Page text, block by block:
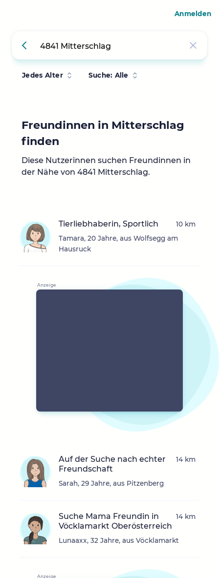
Jedes Alter Suche: Alle
Freundinnen in Mitterschlag
finden
Diese Nutzerinnen suchen Freundinnen in
der Nähe von 4841 Mitterschlag.
Tierliebhaberin, Sportlich
Tamara, 20 Jahre, aus Wolfsegg am
Hausruck
10 km
Auf der Suche nach echter
Freundschaft
Sarah, 29 Jahre, aus Pitzenberg
14 km
Suche Mama Freundin in
Vöcklamarkt Oberösterreich
Lunaaxx, 32 Jahre, aus Vöcklamarkt
14 km
Anmelden